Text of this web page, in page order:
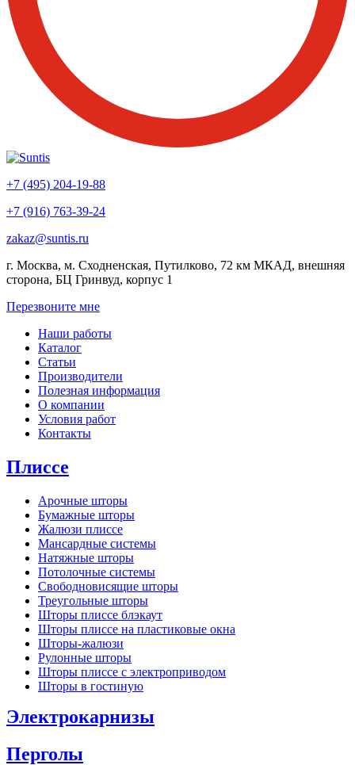
+7 (495) 204-19-88
+7 (916) 763-39-24
zakaz@suntis.ru
г. Москва, м. Сходненская, Путилково, 72 км МКАД, внешняя
сторона, БЦ Гринвуд, корпус 1
Перезвоните мне
Наши работы
Каталог
Статьи
Производители
Полезная информация
О компании
Условия работ
Контакты
Плиссе
Арочные шторы
Бумажные шторы
Жалюзи плиссе
Мансардные системы
Натяжные шторы
Потолочные системы
Свободновисящие шторы
Треугольные шторы
Шторы плиссе блэкаут
Шторы плиссе на пластиковые окна
Шторы-жалюзи
Рулонные шторы
Шторы плиссе с электроприводом
Шторы в гостиную
Электрокарнизы
Перголы